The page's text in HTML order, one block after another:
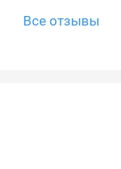
Все отзывы